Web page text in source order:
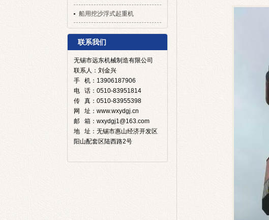
船用挖沙浮式起重机
联系我们
无锡市远东机械制造有限公司
联系人：刘金兴
手 机：13906187906
电 话：0510-83951814
传 真：0510-83955398
网 址：www.wxydgj.cn
邮 箱：wxydgj1@163.com
地 址：无锡市惠山经济开发区
阳山配套区陆西路2号